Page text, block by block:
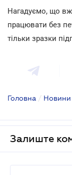
Нагадуємо, що
працювати без
тільки зразки
Головна / Новини
Залиште